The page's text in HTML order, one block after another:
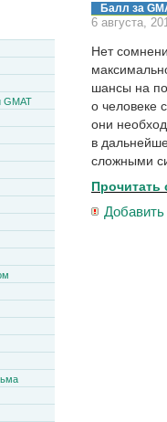
Балл за
6 августа,
Нет
шансы на
о человеке
они
в
сложными
Прочитать
GMAT